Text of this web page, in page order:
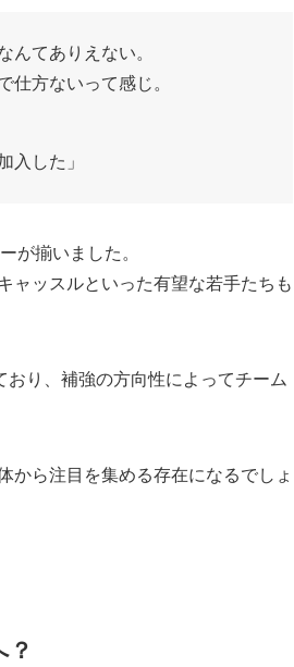
んてありえない。
仕方ないって感じ。
入した」
が揃いました。
ャッスルといった有望な若手たちも
り、補強の方向性によってチーム
から注目を集める存在になるでしょ